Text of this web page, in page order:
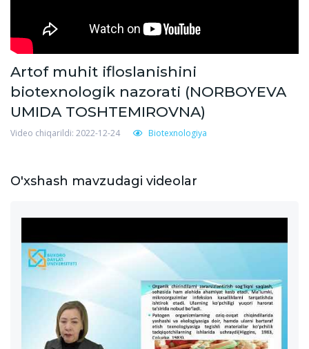
Artof muhit ifloslanishini
biotexnologik nazorati (NORBOYEVA
UMIDA TOSHTEMIROVNA)
Video chiqarildi: 2022-12-24 Biotexnologiya
O'xshash mavzudagi videolar